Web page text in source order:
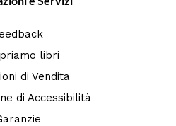
libri
di Vendita
di Accessibilità